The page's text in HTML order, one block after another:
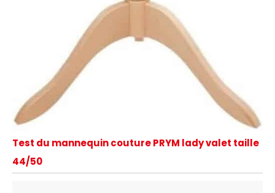
Test du mannequin couture PRYM lady valet taille
44/50